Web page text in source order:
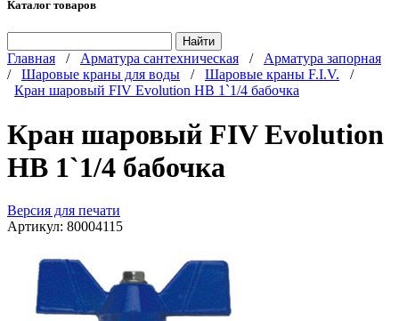
Каталог товаров
Главная / Арматура сантехническая / Арматура запорная
/ Шаровые краны для воды / Шаровые краны F.I.V. /
Кран шаровый FIV Evolution НВ 1`1/4 бабочка
Кран шаровый FIV Evolution
НВ 1`1/4 бабочка
Версия для печати
Артикул: 80004115